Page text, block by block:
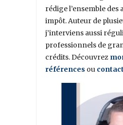
rédige l’ensemble
impôt. Auteur de
j’interviens aussi
professionnels de
crédits. Découvrez
références ou